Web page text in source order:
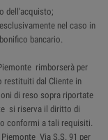
dell'acquisto;
nel caso in
bancario.
rimborserà per
restituiti dal Cliente in
di reso sopra riportate
si riserva il diritto di
conformi a tali requisiti.
Via S.S. 91 per